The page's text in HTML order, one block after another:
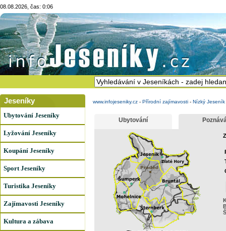
08.08.2026, čas: 0:06
Jeseníky
Ubytování Jeseníky
Lyžování Jeseníky
Koupání Jeseníky
Sport Jeseníky
Turistika Jeseníky
Zajímavosti Jeseníky
Kultura a zábava
www.infojeseniky.cz - Přírodní zajímavosti - Nízký
Ubytování